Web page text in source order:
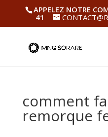
APPELEZ NOTRE
41
comment
remorque